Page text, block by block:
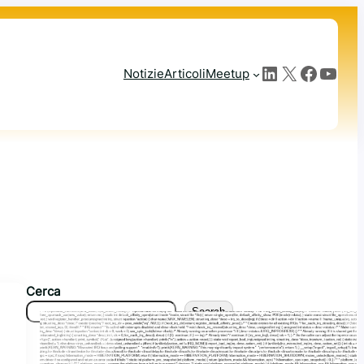
NotizieArticoliMeetup LinkedIn X Facebook YouTube
Cerca
Search